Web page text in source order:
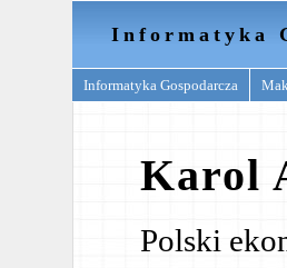
Informatyka
Informatyka Gospodarcza
Karol
Polski